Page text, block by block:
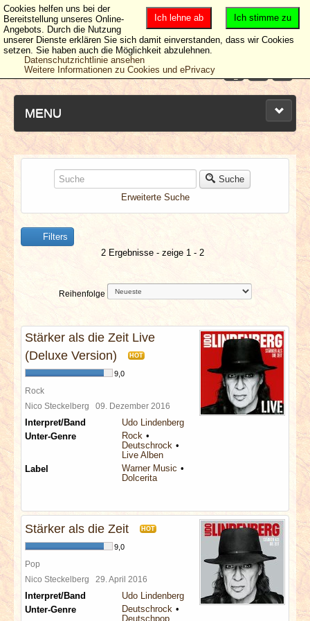
MENU
NEUESTE ARTIKEL
NEWS & DATES
BERICHTE
VERLOSUNGEN
SPECIALS
REDAKTION
LINKS
ARCHIV
Suche
Erweiterte Suche
Filters
2 Ergebnisse - zeige 1 - 2
Reihenfolge
Stärker als die Zeit Live
(Deluxe Version)
HOT
9,0
Rock
Nico Steckelberg 09. Dezember 2016
Interpret/Band
Udo Lindenberg
Unter-Genre
Rock
Deutschrock
Live Alben
Label
Warner Music
Dolcerita
Stärker als die Zeit HOT
9,0
Pop
Nico Steckelberg 29. April 2016
Interpret/Band
Udo Lindenberg
Unter-Genre
Deutschrock
Deutschpop
Ich stimme zu
Ich lehne ab
Cookies helfen uns bei der
Bereitstellung unseres Online-
Angebots. Durch die Nutzung
unserer Dienste erklären Sie sich damit einverstanden, dass wir Cookies
setzen. Sie haben auch die Möglichkeit abzulehnen.
Datenschutzrichtlinie ansehen
Weitere Informationen zu Cookies und ePrivacy